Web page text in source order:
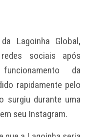
Lagoinha Global,
sociais após
da
rapidamente pelo
surgiu durante uma
seu Instagram.